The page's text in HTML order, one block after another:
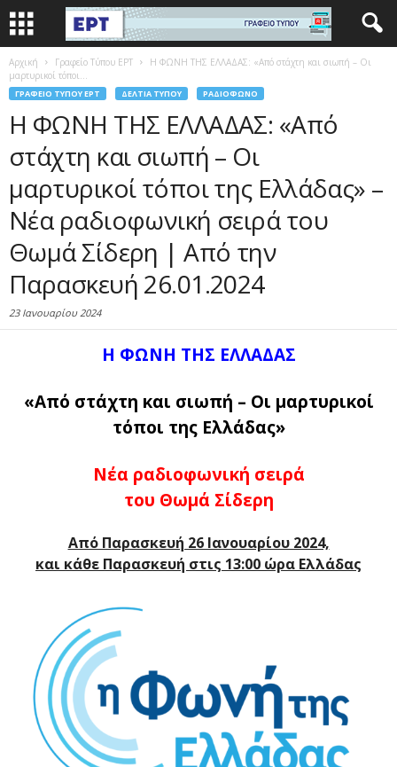
Αρχική Γραφείο Τύπου ΕΡΤ
Η ΦΩΝΗ ΤΗΣ ΕΛΛΑΔΑΣ: «Από στάχτη και σιωπή – Οι
μαρτυρικοί τόποι...
ΓΡΑΦΕΊΟ ΤΎΠΟΥ ΕΡΤ ΔΕΛΤΊΑ ΤΎΠΟΥ ΡΑΔΙΌΦΩΝΟ
Η ΦΩΝΗ ΤΗΣ ΕΛΛΑΔΑΣ: «Από
στάχτη και σιωπή – Οι
μαρτυρικοί τόποι της Ελλάδας» –
Νέα ραδιοφωνική σειρά του
Θωμά Σίδερη | Από την
Παρασκευή 26.01.2024
23 Ιανουαρίου 2024
Η ΦΩΝΗ ΤΗΣ ΕΛΛΑΔΑΣ
«Από στάχτη και σιωπή – Οι μαρτυρικοί
τόποι της Ελλάδας»
Νέα ραδιοφωνική σειρά
του Θωμά Σίδερη
Από Παρασκευή 26 Ιανουαρίου 2024,
και κάθε Παρασκευή στις 13:00 ώρα Ελλάδας